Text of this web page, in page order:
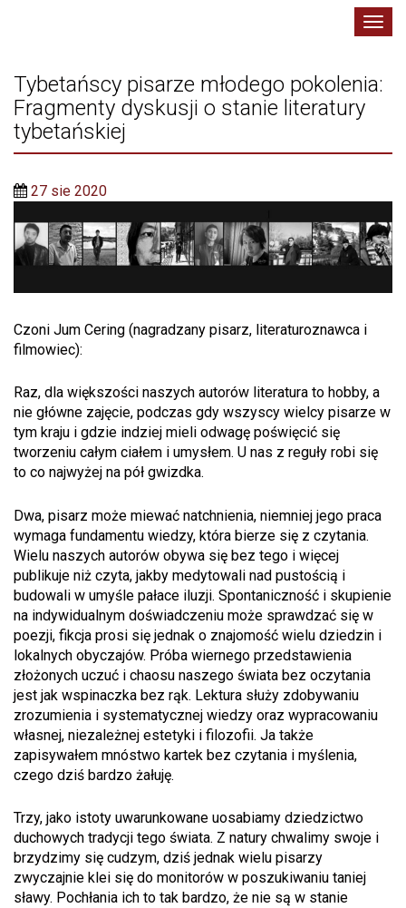
Tybetańscy pisarze młodego pokolenia:
Fragmenty dyskusji o stanie literatury
tybetańskiej
27 sie 2020
Czoni Jum Cering (nagradzany pisarz, literaturoznawca i
filmowiec):
Raz, dla większości naszych autorów literatura to hobby, a
nie główne zajęcie, podczas gdy wszyscy wielcy pisarze w
tym kraju i gdzie indziej mieli odwagę poświęcić się
tworzeniu całym ciałem i umysłem. U nas z reguły robi się
to co najwyżej na pół gwizdka.
Dwa, pisarz może miewać natchnienia, niemniej jego praca
wymaga fundamentu wiedzy, która bierze się z czytania.
Wielu naszych autorów obywa się bez tego i więcej
publikuje niż czyta, jakby medytowali nad pustością i
budowali w umyśle pałace iluzji. Spontaniczność i skupienie
na indywidualnym doświadczeniu może sprawdzać się w
poezji, fikcja prosi się jednak o znajomość wielu dziedzin i
lokalnych obyczajów. Próba wiernego przedstawienia
złożonych uczuć i chaosu naszego świata bez oczytania
jest jak wspinaczka bez rąk. Lektura służy zdobywaniu
zrozumienia i systematycznej wiedzy oraz wypracowaniu
własnej, niezależnej estetyki i filozofii. Ja także
zapisywałem mnóstwo kartek bez czytania i myślenia,
czego dziś bardzo żałuję.
Trzy, jako istoty uwarunkowane uosabiamy dziedzictwo
duchowych tradycji tego świata. Z natury chwalimy swoje i
brzydzimy się cudzym, dziś jednak wielu pisarzy
zwyczajnie klei się do monitorów w poszukiwaniu taniej
sławy. Pochłania ich to tak bardzo, że nie są w stanie